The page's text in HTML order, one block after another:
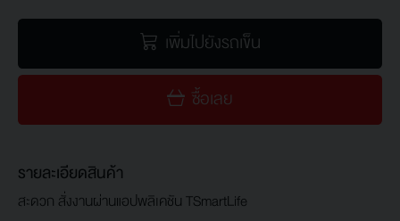
เพิ่มไปยังรถเข็น
ซื้อเลย
รายละเอียดสินค้า
สะดวก สั่งงานผ่านแอปพลิเคชัน TSmartLife